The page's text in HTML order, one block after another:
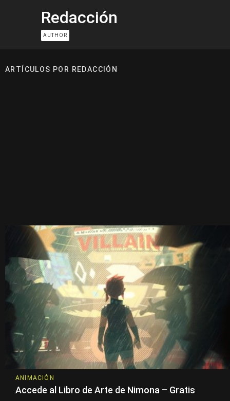
Redacción
AUTHOR
ARTÍCULOS POR REDACCIÓN
ANIMACIÓN
Accede al Libro de Arte de Nimona – Gratis